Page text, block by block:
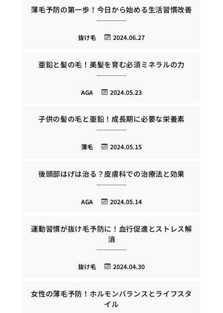
薄毛予防の第一歩！今日から始める生活習慣改善
2024.06.27
抜け毛
亜鉛と髪の毛！美髪を育む必須ミネラルの力
2024.05.23
AGA
子供の髪の毛と亜鉛！成長期に必要な栄養素
2024.05.15
薄毛
後頭部はげは治る？皮膚科での治療法と効果
2024.05.14
AGA
運動習慣が抜け毛予防に！血行促進とストレス解
消
2024.04.30
抜け毛
女性の薄毛予防！ホルモンバランスとライフスタ
イル